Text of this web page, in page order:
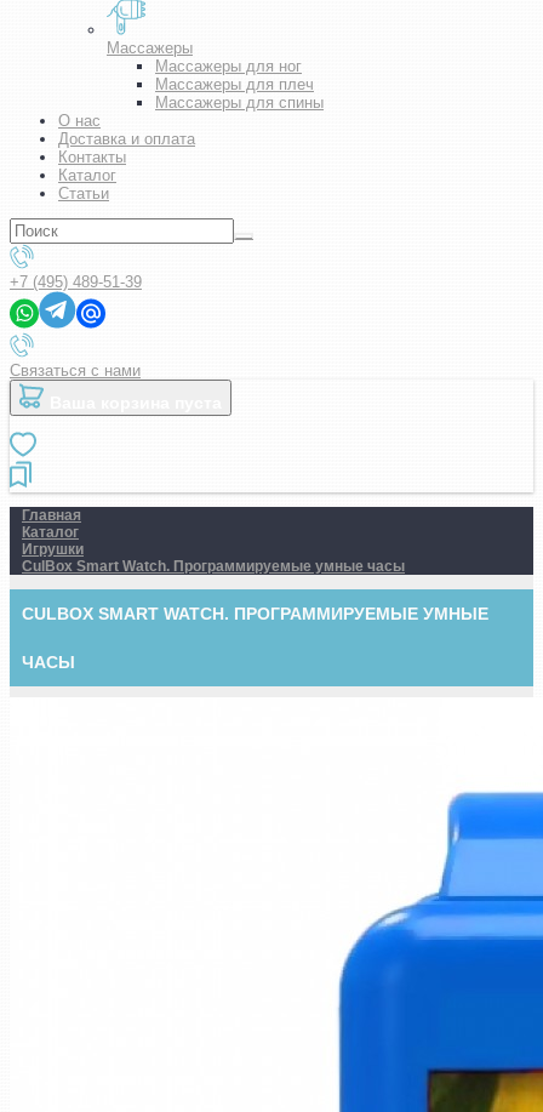
Массажеры
Массажеры для ног
Массажеры для плеч
Массажеры для спины
О нас
Доставка и оплата
Контакты
Каталог
Статьи
+7 (495) 489-51-39
Связаться с нами
Главная
Каталог
Игрушки
CulBox Smart Watch. Программируемые умные часы
CULBOX SMART WATCH. ПРОГРАММИРУЕМЫЕ УМНЫЕ
ЧАСЫ